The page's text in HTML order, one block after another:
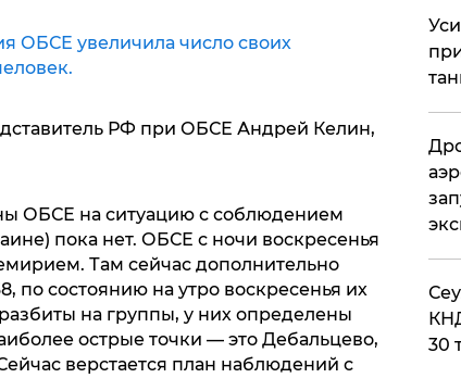
ОБСЕ увеличила число своих
РФ при ОБСЕ Андрей Келин,
ОБСЕ на ситуацию с соблюдением
пока нет. ОБСЕ с ночи воскресенья
Там сейчас дополнительно
по состоянию на утро воскресенья их
на группы, у них определены
острые точки — это Дебальцево,
верстается план наблюдений с
30